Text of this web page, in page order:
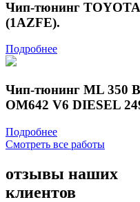
Чип-тюнинг TOYOTA
(1AZFE).
Подробнее
Чип-тюнинг ML 350
OM642 V6 DIESEL
Подробнее
Смотреть все работы
отзывы наших
клиентов